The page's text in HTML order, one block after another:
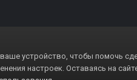
устройство, чтобы помочь
настроек. Оставаясь на